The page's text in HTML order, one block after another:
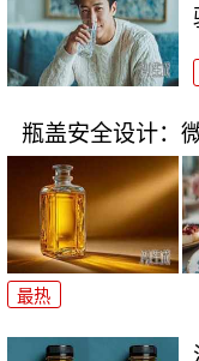
瓶盖安全设计：
最热